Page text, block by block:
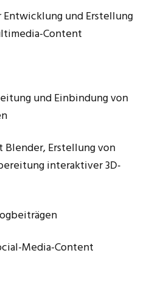
und Erstellung
Content
und Einbindung von
Blender, Erstellung von
interaktiver 3D-
Media-Content